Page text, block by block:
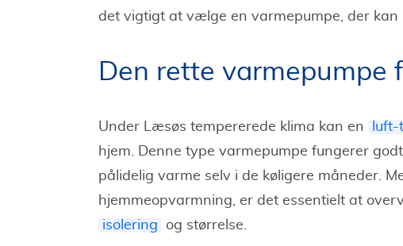
det vigtigt at vælge en varmepumpe, der
Den rette varmepumpe
Under Læsøs tempererede klima kan en
hjem. Denne type varmepumpe fungerer
pålidelig varme selv i de køligere måneder.
hjemmeopvarmning, er det essentielt at
isolering
og størrelse.